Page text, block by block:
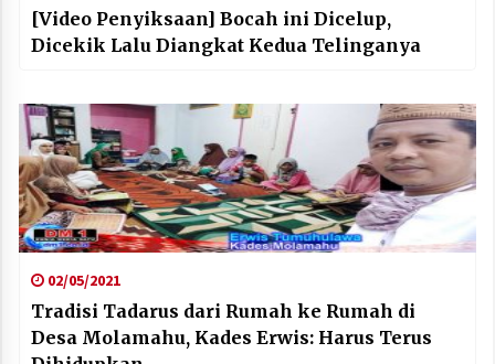
[Video Penyiksaan] Bocah ini Dicelup,
Dicekik Lalu Diangkat Kedua Telinganya
02/05/2021
Tradisi Tadarus dari Rumah ke Rumah di
Desa Molamahu, Kades Erwis: Harus Terus